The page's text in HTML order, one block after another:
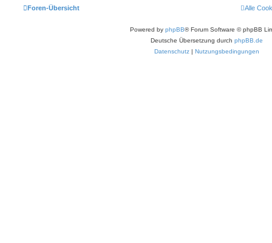
Foren-Übersicht Alle
Powered by phpBB® Forum Software © phpBB
Deutsche Übersetzung durch phpBB.de
Datenschutz
Nutzungsbedingungen